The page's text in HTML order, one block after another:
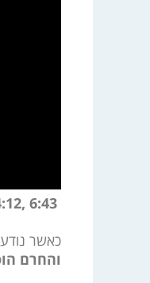
כאשר
והחרם